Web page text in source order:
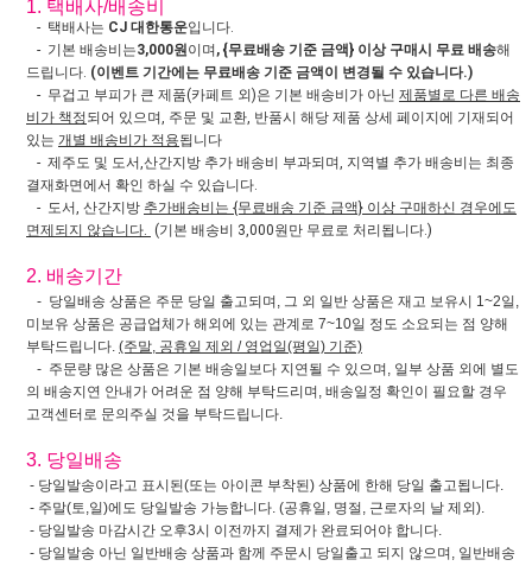
1. 택배사/배송비
- 택배사는 CJ 대한통운입니다.
- 기본 배송비는3,000원이며 , {무료배송 기준 금액} 이상 구매시 무료 배송해
드립니다. (이벤트 기간에는 무료배송 기준 금액이 변경될 수 있습니다.)
- 무겁고 부피가 큰 제품(카페트 외)은 기본 배송비가 아닌 제품별로 다른 배송
비가 책정되어 있으며, 주문 및 교환, 반품시 해당 제품 상세 페이지에 기재되어
있는 개별 배송비가 적용됩니다
- 제주도 및 도서,산간지방 추가 배송비 부과되며, 지역별 추가 배송비는 최종
결재화면에서 확인 하실 수 있습니다.
- 도서, 산간지방 추가배송비는 {무료배송 기준 금액} 이상 구매하신 경우에도
면제되지 않습니다. (기본 배송비 3,000원만 무료로 처리됩니다.)
2. 배송기간
- 당일배송 상품은 주문 당일 출고되며, 그 외 일반 상품은 재고 보유시 1~2일,
미보유 상품은 공급업체가 해외에 있는 관계로 7~10일 정도 소요되는 점 양해
부탁드립니다. (주말, 공휴일 제외 / 영업일(평일) 기준)
- 주문량 많은 상품은 기본 배송일보다 지연될 수 있으며, 일부 상품 외에 별도
의 배송지연 안내가 어려운 점 양해 부탁드리며, 배송일정 확인이 필요할 경우
고객센터로 문의주실 것을 부탁드립니다.
3. 당일배송
- 당일발송이라고 표시된(또는 아이콘 부착된) 상품에 한해 당일 출고됩니다.
- 주말(토,일)에도 당일발송 가능합니다. (공휴일, 명절, 근로자의 날 제외).
- 당일발송 마감시간 오후3시 이전까지 결제가 완료되어야 합니다.
- 당일발송 아닌 일반배송 상품과 함께 주문시 당일출고 되지 않으며, 일반배송